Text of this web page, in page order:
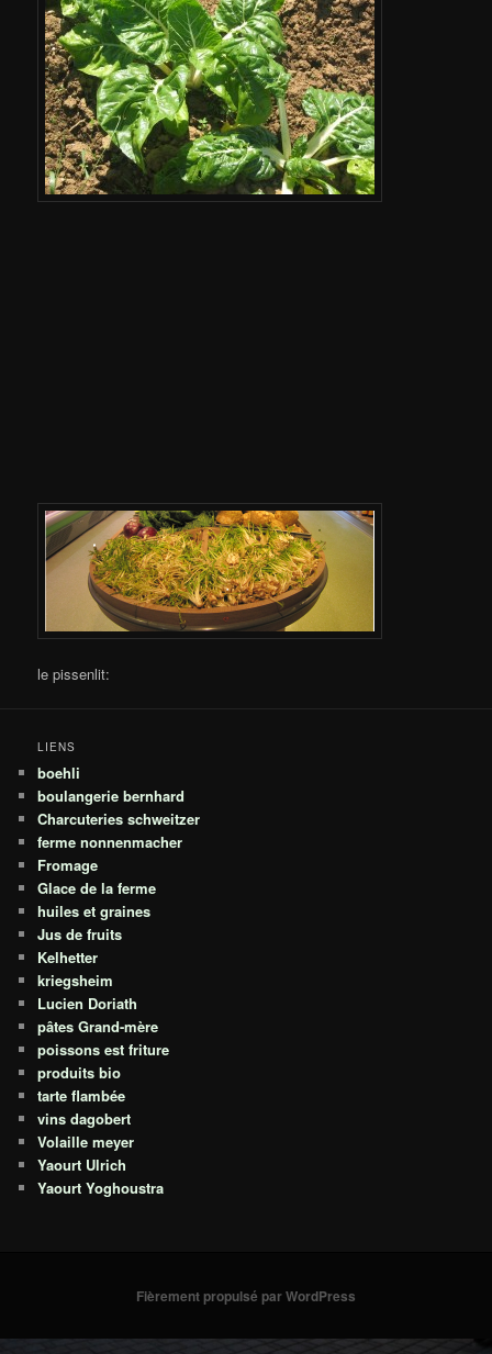
le pissenlit:
LIENS
boehli
boulangerie bernhard
Charcuteries schweitzer
ferme nonnenmacher
Fromage
Glace de la ferme
huiles et graines
Jus de fruits
Kelhetter
kriegsheim
Lucien Doriath
pâtes Grand-mère
poissons est friture
produits bio
tarte flambée
vins dagobert
Volaille meyer
Yaourt Ulrich
Yaourt Yoghoustra
Fièrement propulsé par WordPress